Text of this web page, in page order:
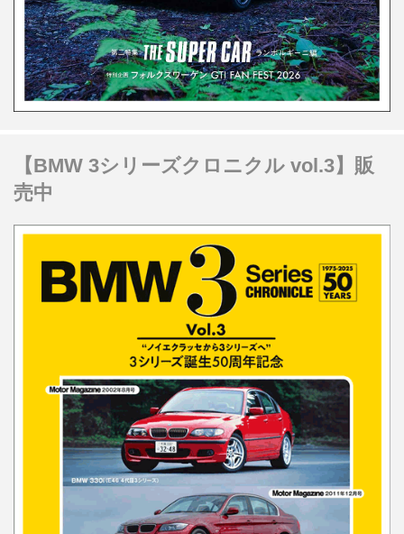
【BMW 3シリーズクロニクル vol.3】販
売中